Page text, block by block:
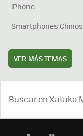
iPhone
Smartphones Chinos
VER MÁS TEMAS